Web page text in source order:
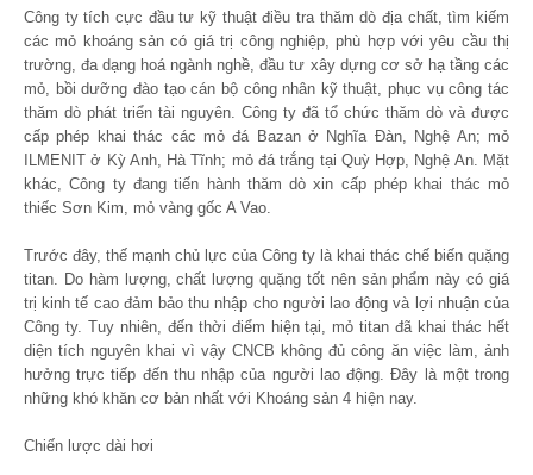
Công ty tích cực đầu tư kỹ thuật điều tra thăm dò địa chất, tìm kiếm
các mỏ khoáng sản có giá trị công nghiệp, phù hợp với yêu cầu thị
trường, đa dạng hoá ngành nghề, đầu tư xây dựng cơ sở hạ tầng các
mỏ, bồi dưỡng đào tạo cán bộ công nhân kỹ thuật, phục vụ công tác
thăm dò phát triển tài nguyên. Công ty đã tổ chức thăm dò và được
cấp phép khai thác các mỏ đá Bazan ở Nghĩa Đàn, Nghệ An; mỏ
ILMENIT ở Kỳ Anh, Hà Tĩnh; mỏ đá trắng tại Quỳ Hợp, Nghệ An. Mặt
khác, Công ty đang tiến hành thăm dò xin cấp phép khai thác mỏ
thiếc Sơn Kim, mỏ vàng gốc A Vao.
Trước đây, thế mạnh chủ lực của Công ty là khai thác chế biến quặng
titan. Do hàm lượng, chất lượng quặng tốt nên sản phẩm này có giá
trị kinh tế cao đảm bảo thu nhập cho người lao động và lợi nhuận của
Công ty. Tuy nhiên, đến thời điểm hiện tại, mỏ titan đã khai thác hết
diện tích nguyên khai vì vậy CNCB không đủ công ăn việc làm, ảnh
hưởng trực tiếp đến thu nhập của người lao động. Đây là một trong
những khó khăn cơ bản nhất với Khoáng sản 4 hiện nay.
Chiến lược dài hơi